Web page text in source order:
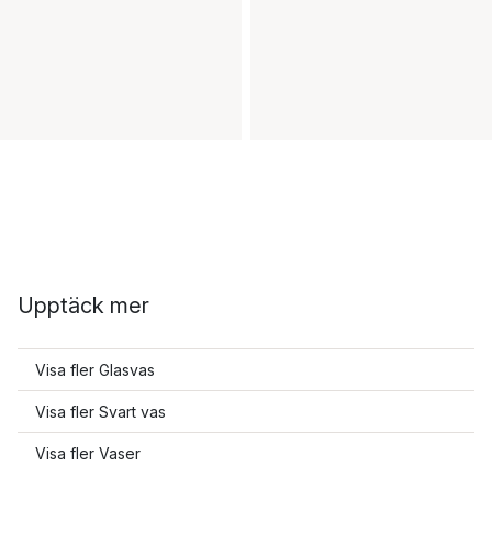
Upptäck mer
Visa fler Glasvas
Visa fler Svart vas
Visa fler Vaser